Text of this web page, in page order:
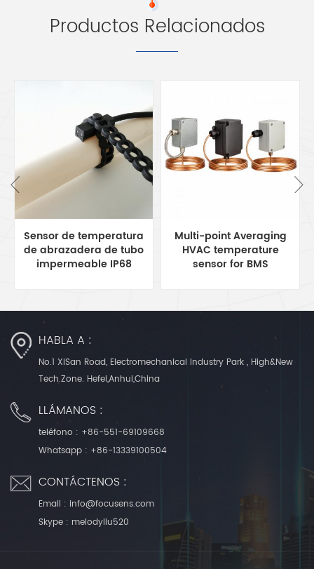
Productos Relacionados
Multi-point Averaging
HVAC temperature
sensor for BMS
Differential Pressure
Transmitter for HVAC &
Fresh Air Systems
HABLA A :
No.1 XiSan Road, Electromechanical Industry Park , High&New
Tech.Zone. Hefei,Anhui,China
LLÁMANOS :
teléfono : +86-551-69109668
Whatsapp : +86-13339100504
CONTÁCTENOS :
Email : info@focusens.com
Skype : melodyliu520